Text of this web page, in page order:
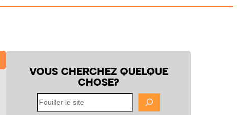
VOUS CHERCHEZ QUELQUE
CHOSE?
Fouiller
le